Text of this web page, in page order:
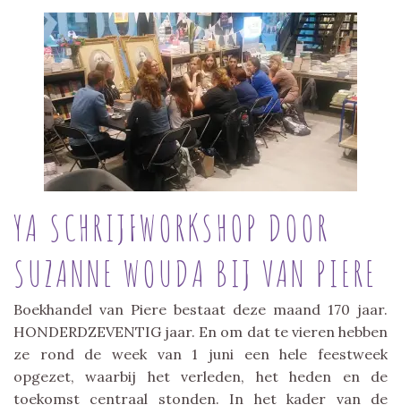
YA SCHRIJFWORKSHOP DOOR
SUZANNE WOUDA BIJ VAN PIERE
Boekhandel van Piere bestaat deze maand 170 jaar.
HONDERDZEVENTIG jaar. En om dat te vieren hebben
ze rond de week van 1 juni een hele feestweek
opgezet, waarbij het verleden, het heden en de
toekomst centraal stonden. In het kader van de